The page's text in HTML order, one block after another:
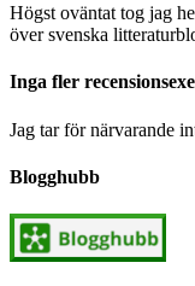
Högst oväntat tog jag
över svenska
Inga fler
Jag tar för närvarande
Blogghubb